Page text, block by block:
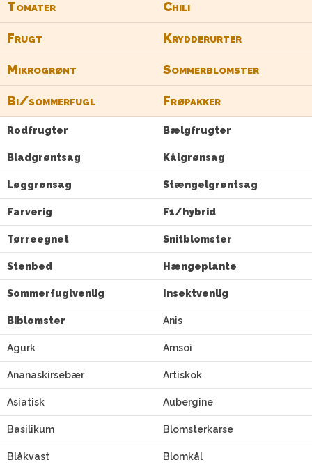
Tomater Chili
Frugt Krydderurter
Mikrogrønt Sommerblomster
Bi/sommerfugl Frøpakker
Rodfrugter Bælgfrugter
Bladgrøntsag Kålgrønsag
Løggrønsag Stængelgrøntsag
Farverig F1/hybrid
Tørreegnet Snitblomster
Stenbed Hængeplante
Sommerfuglvenlig Insektvenlig
Biblomster Anis
Agurk Amsoi
Ananaskirsebær Artiskok
Asiatisk Aubergine
Basilikum Blomsterkarse
Blåkvast Blomkål